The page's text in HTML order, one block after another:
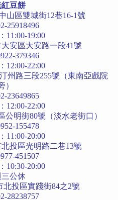
紅豆餅
山區雙城街12巷16-1號
25918496
11:00-19:00
安區大安路一段41號
379346
12:00-22:00
州路三段255號（東南亞戲院
）
23649865
12:00-22:00
明街80號（淡水老街口）
155478
11:00-20:00
投區光明路二巷13號
451507
10:30-20:00
公休
投區實踐街84之2號
28238757